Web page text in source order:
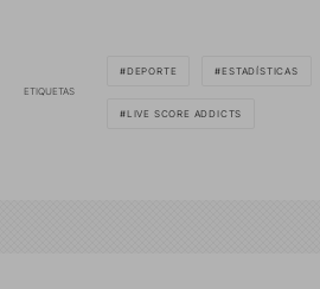
ETIQUETAS
DEPORTE ESTADÍSTICAS
LIVE SCORE ADDICTS